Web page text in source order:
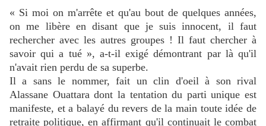
« Si moi on m'arrête et qu'au bout de quelques années,
on me libère en disant que je suis innocent, il faut
rechercher avec les autres groupes ! Il faut chercher à
savoir qui a tué », a-t-il exigé démontrant par là qu'il
n'avait rien perdu de sa superbe.
Il a sans le nommer, fait un clin d'oeil à son rival
Alassane Ouattara dont la tentation du parti unique est
manifeste, et a balayé du revers de la main toute idée de
retraite politique, en affirmant qu'il continuait le combat